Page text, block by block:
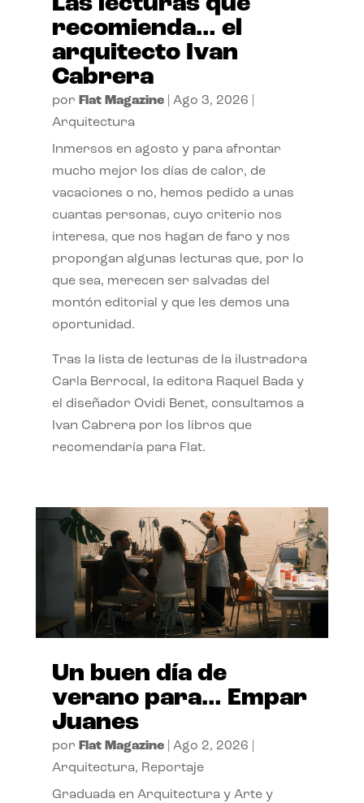
recomienda… el
arquitecto Ivan
Cabrera
por Flat Magazine| Ago 3, 2026
Arquitectura
Inmersos en agosto y para afrontar
mucho mejor los días de calor, de
vacaciones o no, hemos pedido a unas
cuantas personas, cuyo criterio nos
interesa, que nos hagan de faro y nos
propongan algunas lecturas que, por lo
que sea, merecen ser salvadas del
montón editorial y que les demos una
oportunidad.
Tras la lista de lecturas de la ilustradora
Carla Berrocal, la editora Raquel Bada y
el diseñador Ovidi Benet, consultamos a
Ivan Cabrera por los libros que
recomendaría para Flat.
Un buen día de
verano para… Empar
Juanes
por Flat Magazine| Ago 2, 2026
Arquitectura, Reportaje
Graduada en Arquitectura y Arte y